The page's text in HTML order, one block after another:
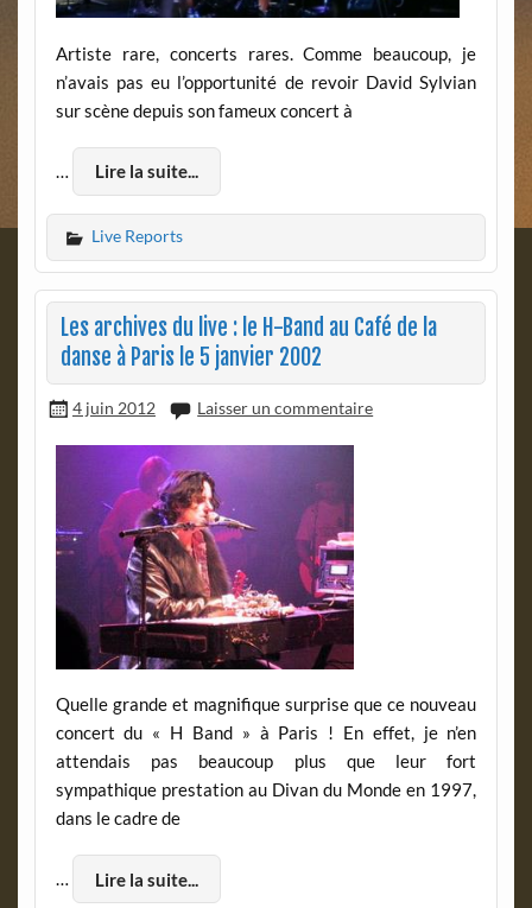
Artiste rare, concerts rares. Comme beaucoup, je
n’avais pas eu l’opportunité de revoir David Sylvian
sur scène depuis son fameux concert à
… Lire la suite...
Live Reports
Les archives du live : le H-Band au Café de la
danse à Paris le 5 janvier 2002
4 juin 2012 Laisser un commentaire
Quelle grande et magnifique surprise que ce nouveau
concert du « H Band » à Paris ! En effet, je n’en
attendais pas beaucoup plus que leur fort
sympathique prestation au Divan du Monde en 1997,
dans le cadre de
… Lire la suite...